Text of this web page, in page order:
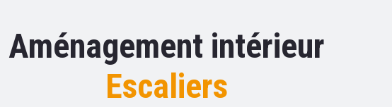
Aménagement intérieur
Escaliers